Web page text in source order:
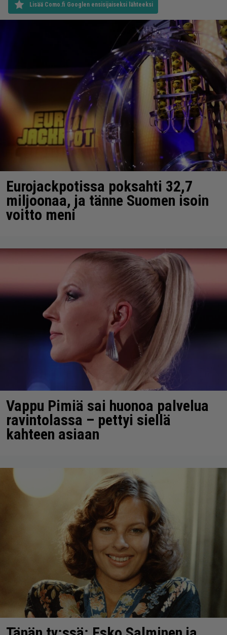
Lisää Como.fi Googlen ensisijaiseksi lähteeksi
Eurojackpotissa poksahti 32,7
miljoonaa, ja tänne Suomen isoin
voitto meni
Vappu Pimiä sai huonoa palvelua
ravintolassa – pettyi siellä
kahteen asiaan